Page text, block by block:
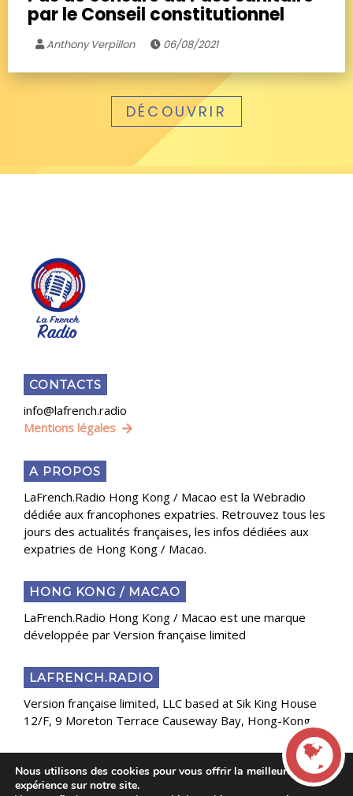
par le Conseil constitutionnel
Anthony Verpillon 06/08/2021
DÉCOUVRIR
CONTACTS
info@lafrench.radio
Mentions légales
A PROPOS
LaFrench.Radio Hong Kong / Macao est la Webradio
dédiée aux francophones expatries. Retrouvez tous les
jours des actualités françaises, les infos dédiées aux
expatries de Hong Kong / Macao.
HONG KONG / MACAO
LaFrench.Radio Hong Kong / Macao est une marque
développée par Version française limited
LAFRENCH.RADIO
Version française limited, LLC based at Sik King House
12/F, 9 Moreton Terrace Causeway Bay, Hong-Kong
Copyright 2025 Presse Généraliste des Français de
Nous utilisons des cookies pour vous offrir la meilleure
expérience sur notre site.